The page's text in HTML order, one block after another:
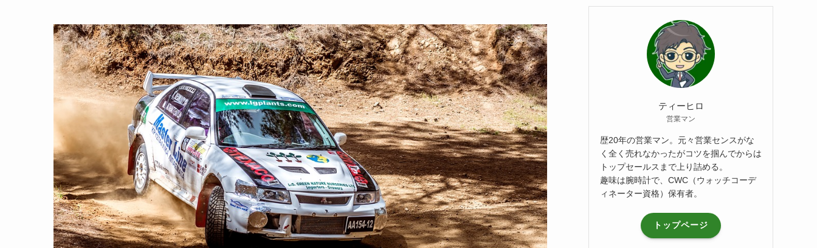
ティーヒロ
営業マン
歴20年の営業マン。元々営業センスがな
く全く売れなかったがコツを掴んでからは
トップセールスまで上り詰める。
趣味は腕時計で、CWC（ウォッチコーデ
ィネーター資格）保有者。
トップページ